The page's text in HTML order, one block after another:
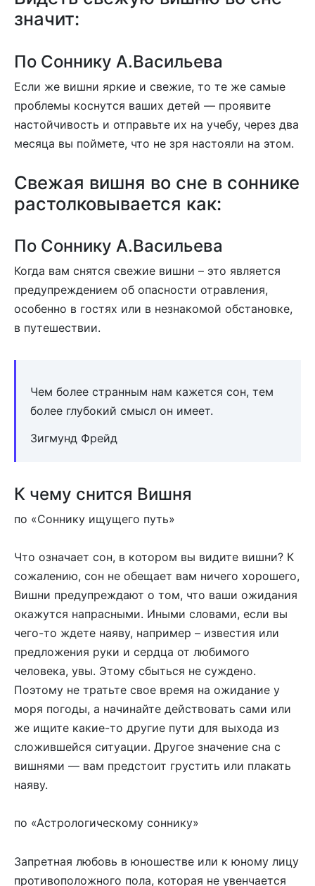
значит:
По Соннику А.Васильева
Если же вишни яркие и свежие, то те же самые
проблемы коснутся ваших детей — проявите
настойчивость и отправьте их на учебу, через два
месяца вы поймете, что не зря настояли на этом.
Свежая вишня во сне в соннике
растолковывается как:
По Соннику А.Васильева
Когда вам снятся свежие вишни – это является
предупреждением об опасности отравления,
особенно в гостях или в незнакомой обстановке,
в путешествии.
Чем более странным нам кажется сон, тем
более глубокий смысл он имеет.
Зигмунд Фрейд
К чему снится Вишня
по «Соннику ищущего путь»
Что означает сон, в котором вы видите вишни? К
сожалению, сон не обещает вам ничего хорошего,
Вишни предупреждают о том, что ваши ожидания
окажутся напрасными. Иными словами, если вы
чего-то ждете наяву, например – известия или
предложения руки и сердца от любимого
человека, увы. Этому сбыться не суждено.
Поэтому не тратьте свое время на ожидание у
моря погоды, а начинайте действовать сами или
же ищите какие-то другие пути для выхода из
сложившейся ситуации. Другое значение сна с
вишнями — вам предстоит грустить или плакать
наяву.
по «Астрологическому соннику»
Запретная любовь в юношестве или к юному лицу
противоположного пола, которая не увенчается